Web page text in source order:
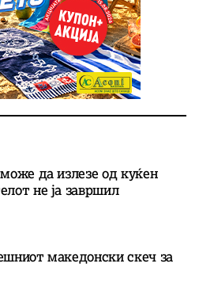
да излезе од куќен
не ја завршил
македонски скеч за